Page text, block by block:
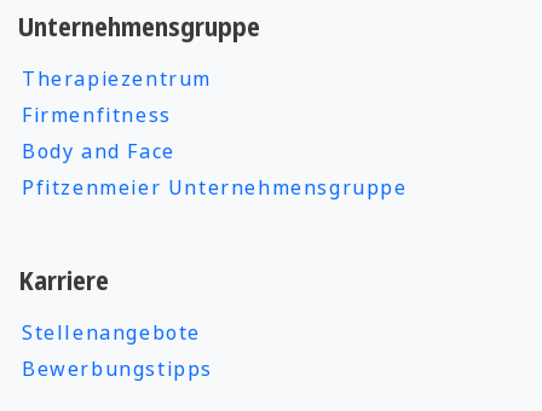
Unternehmensgruppe
Therapiezentrum
Firmenfitness
Body and Face
Pfitzenmeier Unternehmensgruppe
Karriere
Stellenangebote
Bewerbungstipps